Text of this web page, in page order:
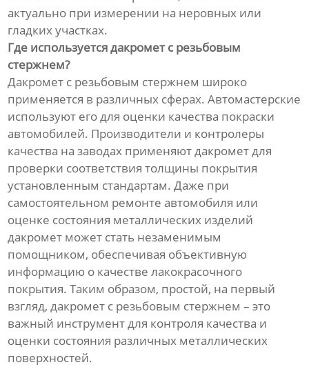
актуально при измерении на неровных или
гладких участках.
Где используется дакромет с резьбовым
стержнем?
Дакромет с резьбовым стержнем широко
применяется в различных сферах. Автомастерские
используют его для оценки качества покраски
автомобилей. Производители и контролеры
качества на заводах применяют дакромет для
проверки соответствия толщины покрытия
установленным стандартам. Даже при
самостоятельном ремонте автомобиля или
оценке состояния металлических изделий
дакромет может стать незаменимым
помощником, обеспечивая объективную
информацию о качестве лакокрасочного
покрытия. Таким образом, простой, на первый
взгляд, дакромет с резьбовым стержнем – это
важный инструмент для контроля качества и
оценки состояния различных металлических
поверхностей.